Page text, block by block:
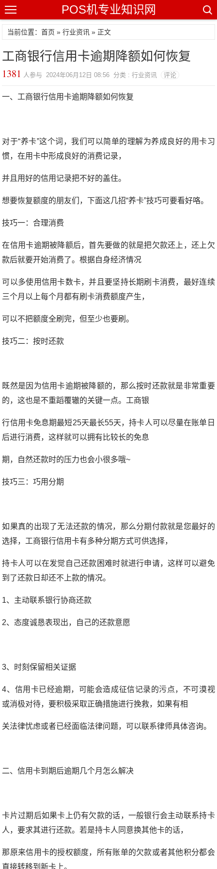
POS机专业知识网
当前位置：首页 »行业资讯 » 正文
工商银行信用卡逾期降额如何恢复
1381 人参与 2024年06月12日 08:56 分类 : 行业资讯 评论
一、工商银行信用卡逾期降额如何恢复
对于“养卡”这个词，我们可以简单的理解为养成良好的用卡习
惯，在用卡中形成良好的消费记录，
并且用好的信用记录把不好的盖住。
想要恢复额度的朋友们，下面这几招“养卡”技巧可要看好咯。
技巧一：合理消费
在信用卡逾期被降额后，首先要做的就是把欠款还上，还上欠
款后就要开始消费了。根据自身经济情况
可以多使用信用卡数卡，并且要坚持长期刷卡消费，最好连续
三个月以上每个月都有刷卡消费额度产生，
可以不把额度全刷完，但至少也要刷。
技巧二：按时还款
既然是因为信用卡逾期被降额的，那么按时还款就是非常重要
的，这也是不重蹈覆辙的关键一点。工商银
行信用卡免息期最短25天最长55天，持卡人可以尽量在账单日
后进行消费，这样就可以拥有比较长的免息
期，自然还款时的压力也会小很多哦~
技巧三：巧用分期
如果真的出现了无法还款的情况，那么分期付款就是您最好的
选择，工商银行信用卡有多种分期方式可供选择，
持卡人可以在发觉自己还款困难时就进行申请，这样可以避免
到了还款日却还不上款的情况。
1、主动联系银行协商还款
2、态度诚恳表现出，自己的还款意愿
3、时刻保留相关证据
4、信用卡已经逾期，可能会造成征信记录的污点，不可漠视
或消极对待，要积极采取正确措施进行挽救，如果有相
关法律忧虑或者已经面临法律问题，可以联系律师具体咨询。
二、信用卡到期后逾期几个月怎么解决
卡片过期后如果卡上仍有欠款的话，一般银行会主动联系持卡
人，要求其进行还款。若是持卡人同意换其他卡的话，
那原来信用卡的授权额度，所有账单的欠款或者其他积分都会
直接转移到新卡上。